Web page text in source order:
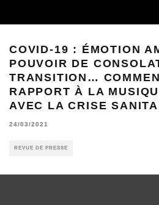
COVID-19 : ÉMOTION
POUVOIR DE
TRANSITION…
RAPPORT À LA
AVEC LA CRISE
24/03/2021
REVUE DE PRESSE